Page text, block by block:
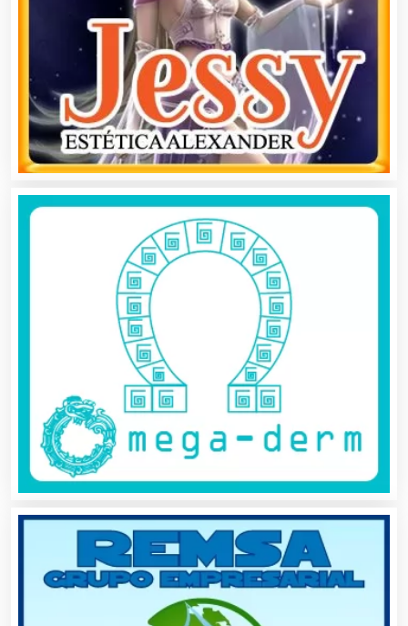
Aseguradoras
Asesores Técnicos
Asesoría Fiscal
Asociaciones Civiles
Asociaciones Empresariales
Audio, Sonido e Iluminación
Audios para Eventos
Autobuses